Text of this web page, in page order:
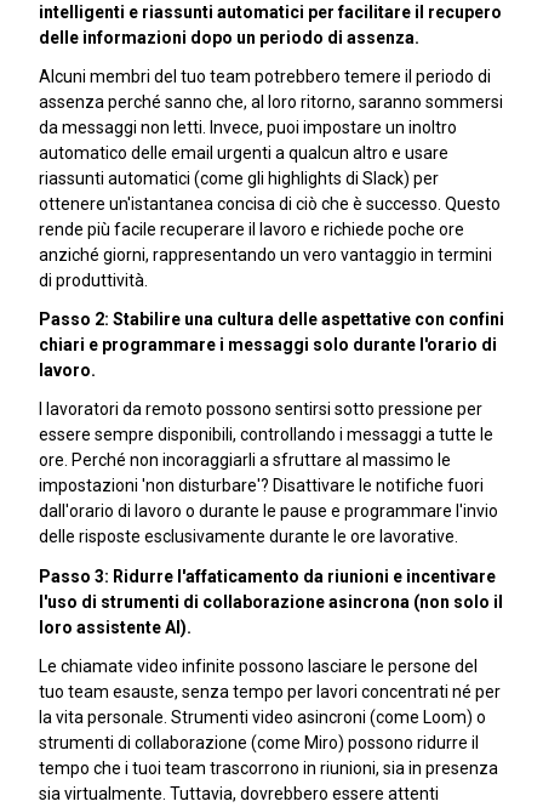
intelligenti e riassunti automatici per facilitare il recupero
delle informazioni dopo un periodo di assenza.
Alcuni membri del tuo team potrebbero temere il periodo di
assenza perché sanno che, al loro ritorno, saranno sommersi
da messaggi non letti. Invece, puoi impostare un inoltro
automatico delle email urgenti a qualcun altro e usare
riassunti automatici (come gli highlights di Slack) per
ottenere un'istantanea concisa di ciò che è successo. Questo
rende più facile recuperare il lavoro e richiede poche ore
anziché giorni, rappresentando un vero vantaggio in termini
di produttività.
Passo 2: Stabilire una cultura delle aspettative con confini
chiari e programmare i messaggi solo durante l'orario di
lavoro.
I lavoratori da remoto possono sentirsi sotto pressione per
essere sempre disponibili, controllando i messaggi a tutte le
ore. Perché non incoraggiarli a sfruttare al massimo le
impostazioni 'non disturbare'? Disattivare le notifiche fuori
dall'orario di lavoro o durante le pause e programmare l'invio
delle risposte esclusivamente durante le ore lavorative.
Passo 3: Ridurre l'affaticamento da riunioni e incentivare
l'uso di strumenti di collaborazione asincrona (non solo il
loro assistente AI).
Le chiamate video infinite possono lasciare le persone del
tuo team esauste, senza tempo per lavori concentrati né per
la vita personale. Strumenti video asincroni (come Loom) o
strumenti di collaborazione (come Miro) possono ridurre il
tempo che i tuoi team trascorrono in riunioni, sia in presenza
sia virtualmente. Tuttavia, dovrebbero essere attenti